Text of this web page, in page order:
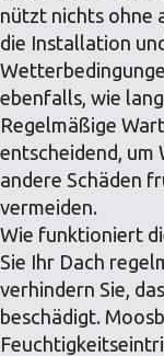
nützt nichts ohne
die Installation
ebenfalls, wie
Regelmäßige
entscheidend, um
andere Schäden
vermeiden.
Wie funktioniert
Sie Ihr Dach
verhindern Sie,
beschädigt.